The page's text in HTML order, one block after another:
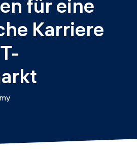
und KIfür eine
Karriere